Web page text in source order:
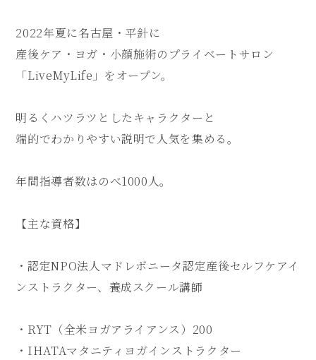
2022年夏に名古屋・平針に
産後ケア・ヨガ・小顔施術のプライベートサロン
「LiveMyLife」をオープン。
明るくハツラツとしたキャラクターと
端的でわかりやすい説明で人気を集める。
年間指導者数はのべ1000人。
【主な資格】
・認定NPO法人マドレボニータ認定産後セルフケアイ
ンストラクター、養成スクール講師
・RYT（全米ヨガアライアンス）200
・IHATAマタニティヨガインストラクター